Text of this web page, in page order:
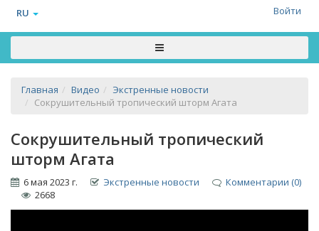
RU Войти
Главная Видео
Экстренные новости
Сокрушительный тропический шторм Агата
Сокрушительный тропический
шторм Агата
6 мая 2023 г. Экстренные новости
Комментарии (0)
2668